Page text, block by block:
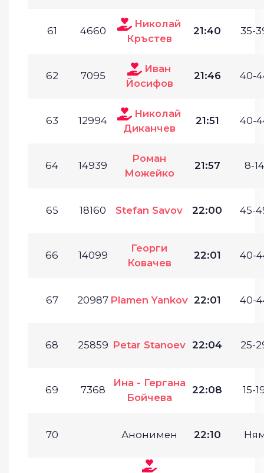
61 4660
Николай
Кръстев
21:40 35-
62 7095
Иван
Йосифов
21:46 40-
63 12994
Николай
Диканчев
21:51 40-
64 14939
Роман
Можейко
21:57 8-
65 18160 Stefan Savov 22:00 45-
66 14099
Георги
Ковачев
22:01 40-
67 20987 Plamen Yankov 22:01 40-
68 25859 Petar Stanoev 22:04 25-
69 7368
Ина - Гергана
Бойчева
22:08 15-
70 Анонимен 22:10